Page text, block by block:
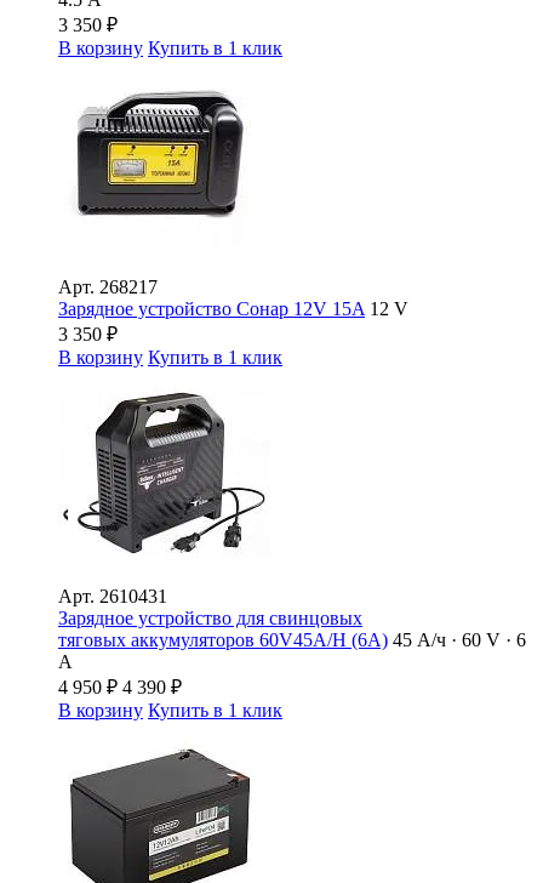
3 350 ₽
В корзину Купить в 1 клик
Арт. 268217
Зарядное устройство Сонар 12V 15A 12 V
3 350 ₽
В корзину Купить в 1 клик
Арт. 2610431
Зарядное устройство для свинцовых
тяговых аккумуляторов 60V45A/H (6A) 45 А/ч · 60 V · 6
А
4 950 ₽ 4 390 ₽
В корзину Купить в 1 клик